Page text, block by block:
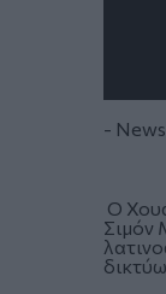
-
Ο
Σιμόν